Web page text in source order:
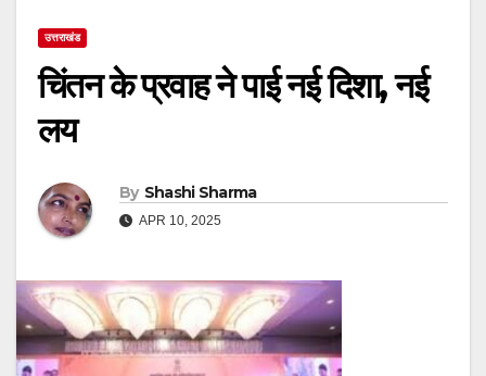
उत्तराखंड
चिंतन के प्रवाह ने पाई नई दिशा, नई
लय
By Shashi Sharma
APR 10, 2025